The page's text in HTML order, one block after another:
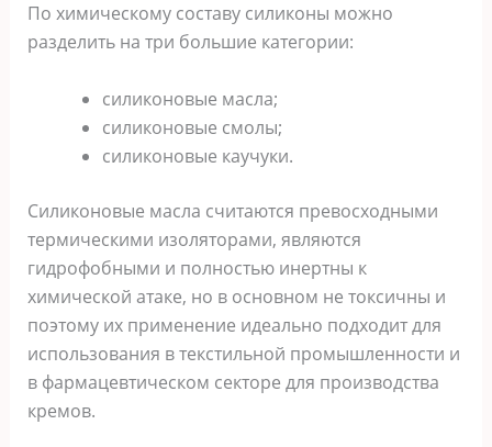
По химическому составу силиконы можно
разделить на три большие категории:
силиконовые масла;
силиконовые смолы;
силиконовые каучуки.
Силиконовые масла считаются превосходными
термическими изоляторами, являются
гидрофобными и полностью инертны к
химической атаке, но в основном не токсичны и
поэтому их применение идеально подходит для
использования в текстильной промышленности и
в фармацевтическом секторе для производства
кремов.